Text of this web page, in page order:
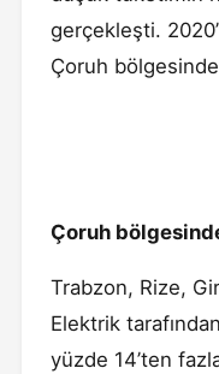
gerçekleşti.
Çoruh
Çoruh
Trabzon, Rize,
Elektrik
yüzde 14’ten